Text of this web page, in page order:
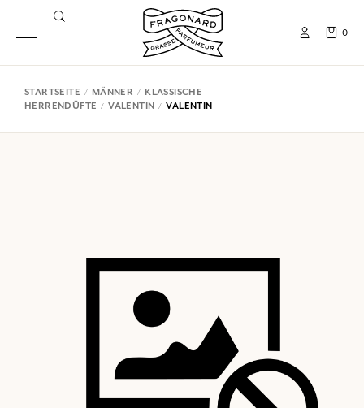
0
STARTSEITE MÄNNER
KLASSISCHE
HERRENDÜFTE
VALENTIN VALENTIN